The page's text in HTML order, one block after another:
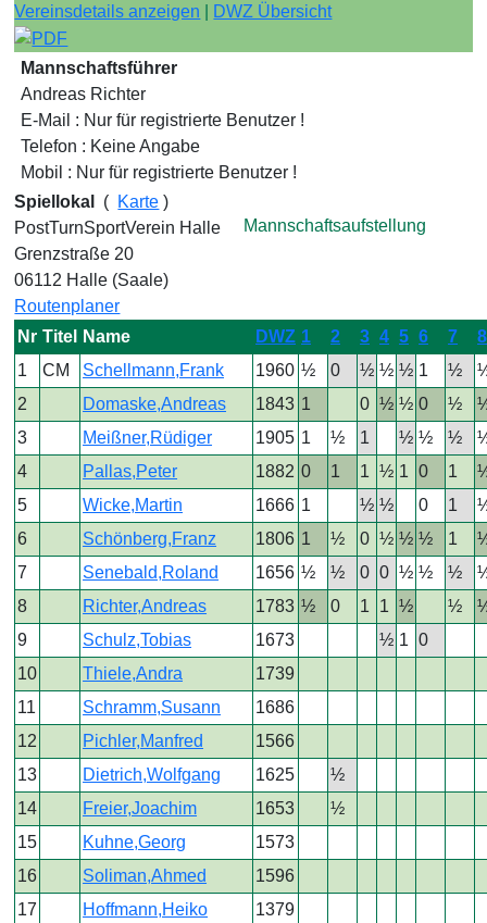
Vereinsdetails anzeigen
DWZ Übersicht
Mannschaftsführer
Andreas Richter
E-Mail : Nur für registrierte Benutzer !
Telefon : Keine Angabe
Mobil : Nur für registrierte Benutzer !
Spiellokal
( Karte )
PostTurnSportVerein Halle
Grenzstraße 20
06112 Halle (Saale)
Routenplaner
Mannschaftsaufstellung
Nr Titel Name DWZ 1 2 3 4 5 6 7
8
1
CM Schellmann,Frank 1960 ½ 0 ½ ½ ½ 1 ½
2
Domaske,Andreas 1843 1 0 ½ ½ 0 ½
3
Meißner,Rüdiger 1905 1 ½ 1 ½ ½ ½
4
Pallas,Peter 1882 0 1 1 ½ 1 0 1
5
Wicke,Martin 1666 1 ½ ½ 0 1
6
Schönberg,Franz 1806 1 ½ 0 ½ ½ ½ 1
7
Senebald,Roland 1656 ½ ½ 0 0 ½ ½ ½
8
Richter,Andreas 1783 ½ 0 1 1 ½ ½
9
Schulz,Tobias 1673 ½ 1 0
10
Thiele,Andra
1739
11
Schramm,Susann
1686
12
Pichler,Manfred
1566
13
Dietrich,Wolfgang 1625
½
14
Freier,Joachim 1653
½
15
Kuhne,Georg
1573
16
Soliman,Ahmed
1596
17
Hoffmann,Heiko 1379